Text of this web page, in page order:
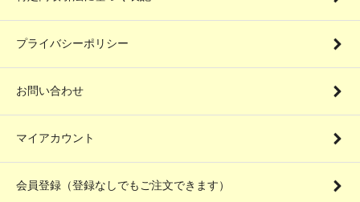
プライバシーポリシー
お問い合わせ
マイアカウント
会員登録（登録なしでもご注文できます）